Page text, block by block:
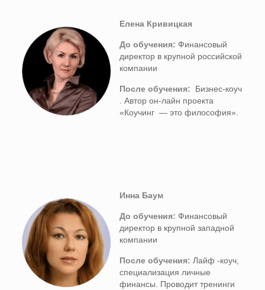
Елена Кривицкая
До обучения: Финансовый
директор в крупной российской
компании
После обучения:
Бизнес-коуч
. Автор он-лайн проекта
«Коучинг — это философия».
Инна Баум
До обучения: Финансовый
директор в крупной западной
компании
После обучения: Лайф -коуч,
специализация личные
финансы. Проводит тренинги